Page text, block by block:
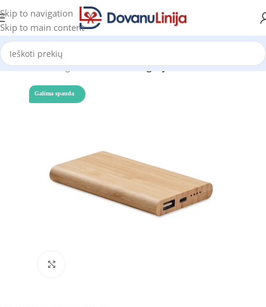
Skip to navigation
Skip to main content
Pradžia Katalogas Prekes be kategorijos
Galima spauda